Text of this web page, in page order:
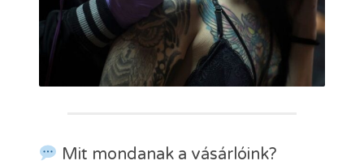
Mit mondanak a vásárlóink?